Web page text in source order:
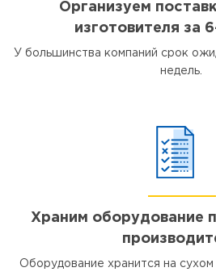
Организуем
изготовителя за
У большинства компаний срок
недель.
Храним оборудование
Оборудование хранится на сухом